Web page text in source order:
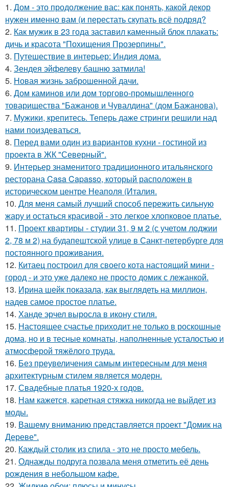
1. Дом - это продолжение вас: как понять, какой декор
нужен именно вам (и перестать скупать всё подряд?
2. Как мужик в 23 года заставил каменный блок плакать:
дичь и красота "Похищения Прозерпины".
3. Путешествие в интерьер: Индия дома.
4. Зендея эйфелеву башню затмила!
5. Новая жизнь заброшенной дачи.
6. Дом каминов или дом торгово-промышленного
товарищества "Бажанов и Чувалдина" (дом Бажанова).
7. Мужики, крепитесь. Теперь даже стринги решили над
нами поиздеваться.
8. Перед вами один из вариантов кухни - гостиной из
проекта в ЖК "Северный".
9. Интерьер знаменитого традиционного итальянского
ресторана Casa Capasso, который расположен в
историческом центре Неаполя (Италия.
10. Для меня самый лучший способ пережить сильную
жару и остаться красивой - это легкое хлопковое платье.
11. Проект квартиры - студии 31, 9 м 2 (с учетом лоджии
2, 78 м 2) на будапештской улице в Санкт-петербурге для
постоянного проживания.
12. Китаец построил для своего кота настоящий мини -
город - и это уже далеко не просто домик с лежанкой.
13. Ирина шейк показала, как выглядеть на миллион,
надев самое простое платье.
14. Ханде эрчел выросла в икону стиля.
15. Настоящее счастье приходит не только в роскошные
дома, но и в тесные комнаты, наполненные усталостью и
атмосферой тяжёлого труда.
16. Без преувеличения самым интересным для меня
архитектурным стилем является модерн.
17. Свадебные платья 1920-х годов.
18. Нам кажется, каретная стяжка никогда не выйдет из
моды.
19. Вашему вниманию представляется проект "Домик на
Дереве".
20. Каждый столик из спила - это не просто мебель.
21. Однажды подруга позвала меня отметить её день
рождения в небольшом кафе.